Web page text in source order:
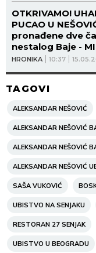
HRONIKA 10:37
OTKRIVAMO!
PUCAO U
pronađene dve
nestalog Baje -
VEĆA!
TAGOVI
ALEKSANDAR NEŠOVIĆ
ALEKSANDAR NEŠOVIĆ
ALEKSANDAR NEŠOVIĆ
ALEKSANDAR NEŠOVIĆ
SAŠA VUKOVIĆ
UBISTVO NA SENJAKU
RESTORAN 27 SENJAK
UBISTVO U BEOGRADU